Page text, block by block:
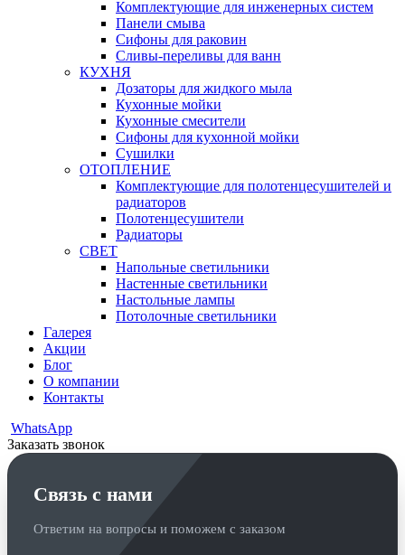
Комплектующие для инженерных систем
Панели смыва
Сифоны для раковин
Сливы-переливы для ванн
КУХНЯ
Дозаторы для жидкого мыла
Кухонные мойки
Кухонные смесители
Сифоны для кухонной мойки
Сушилки
ОТОПЛЕНИЕ
Комплектующие для полотенцесушителей и
радиаторов
Полотенцесушители
Радиаторы
СВЕТ
Напольные светильники
Настенные светильники
Настольные лампы
Потолочные светильники
Галерея
Акции
Блог
О компании
Контакты
WhatsApp
Заказать звонок
Связь с нами
Ответим на вопросы и поможем с заказом